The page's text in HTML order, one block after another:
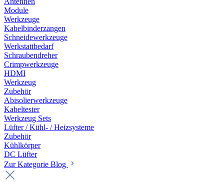
Module
Werkzeuge
Kabelbinderzangen
Schneidewerkzeuge
Werkstattbedarf
Schraubendreher
Crimpwerkzeuge
HDMI
Werkzeug
Zubehör
Abisolierwerkzeuge
Kabeltester
Werkzeug Sets
Lüfter / Kühl- / Heizsysteme
Zubehör
Kühlkörper
DC Lüfter
Zur Kategorie Blog